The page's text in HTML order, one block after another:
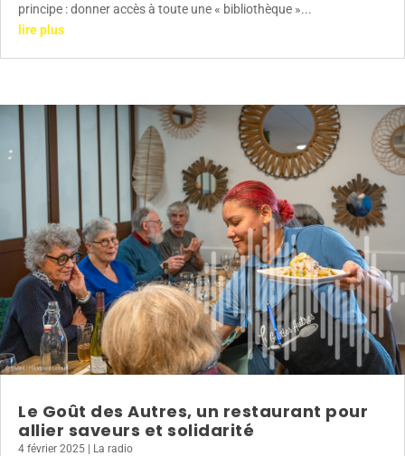
principe : donner accès à toute une « bibliothèque »...
lire plus
Le Goût des Autres, un restaurant pour
allier saveurs et solidarité
4 février 2025 | La radio